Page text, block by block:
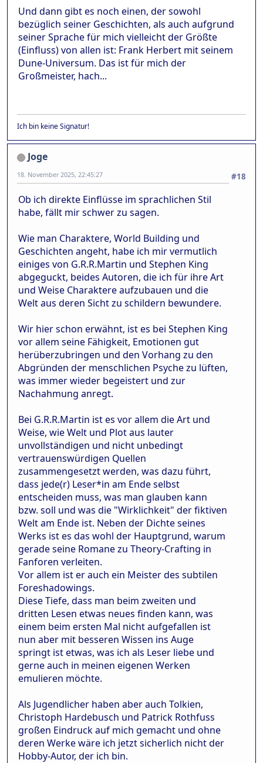
Und dann gibt es noch einen, der sowohl
bezüglich seiner Geschichten, als auch aufgrund
seiner Sprache für mich vielleicht der Größte
(Einfluss) von allen ist: Frank Herbert mit seinem
Dune-Universum. Das ist für mich der
Großmeister, hach...
Ich bin keine Signatur!
Joge
#18
18. November 2025, 22:45:27
Ob ich direkte Einflüsse im sprachlichen Stil
habe, fällt mir schwer zu sagen.
Wie man Charaktere, World Building und
Geschichten angeht, habe ich mir vermutlich
einiges von G.R.R.Martin und Stephen King
abgeguckt, beides Autoren, die ich für ihre Art
und Weise Charaktere aufzubauen und die
Welt aus deren Sicht zu schildern bewundere.
Wir hier schon erwähnt, ist es bei Stephen King
vor allem seine Fähigkeit, Emotionen gut
herüberzubringen und den Vorhang zu den
Abgründen der menschlichen Psyche zu lüften,
was immer wieder begeistert und zur
Nachahmung anregt.
Bei G.R.R.Martin ist es vor allem die Art und
Weise, wie Welt und Plot aus lauter
unvollständigen und nicht unbedingt
vertrauenswürdigen Quellen
zusammengesetzt werden, was dazu führt,
dass jede(r) Leser*in am Ende selbst
entscheiden muss, was man glauben kann
bzw. soll und was die "Wirklichkeit" der fiktiven
Welt am Ende ist. Neben der Dichte seines
Werks ist es das wohl der Hauptgrund, warum
gerade seine Romane zu Theory-Crafting in
Fanforen verleiten.
Vor allem ist er auch ein Meister des subtilen
Foreshadowings.
Diese Tiefe, dass man beim zweiten und
dritten Lesen etwas neues finden kann, was
einem beim ersten Mal nicht aufgefallen ist
nun aber mit besseren Wissen ins Auge
springt ist etwas, was ich als Leser liebe und
gerne auch in meinen eigenen Werken
emulieren möchte.
Als Jugendlicher haben aber auch Tolkien,
Christoph Hardebusch und Patrick Rothfuss
großen Eindruck auf mich gemacht und ohne
deren Werke wäre ich jetzt sicherlich nicht der
Hobby-Autor, der ich bin.